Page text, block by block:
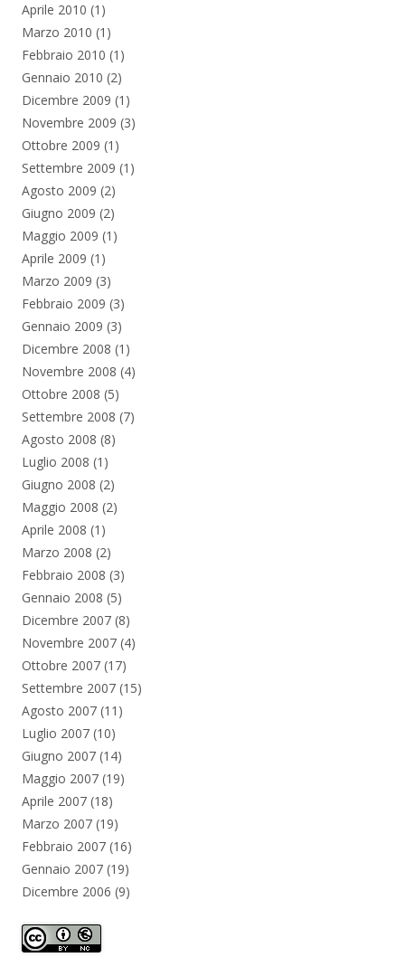
Aprile 2010 (1)
Marzo 2010 (1)
Febbraio 2010 (1)
Gennaio 2010 (2)
Dicembre 2009 (1)
Novembre 2009 (3)
Ottobre 2009 (1)
Settembre 2009 (1)
Agosto 2009 (2)
Giugno 2009 (2)
Maggio 2009 (1)
Aprile 2009 (1)
Marzo 2009 (3)
Febbraio 2009 (3)
Gennaio 2009 (3)
Dicembre 2008 (1)
Novembre 2008 (4)
Ottobre 2008 (5)
Settembre 2008 (7)
Agosto 2008 (8)
Luglio 2008 (1)
Giugno 2008 (2)
Maggio 2008 (2)
Aprile 2008 (1)
Marzo 2008 (2)
Febbraio 2008 (3)
Gennaio 2008 (5)
Dicembre 2007 (8)
Novembre 2007 (4)
Ottobre 2007 (17)
Settembre 2007 (15)
Agosto 2007 (11)
Luglio 2007 (10)
Giugno 2007 (14)
Maggio 2007 (19)
Aprile 2007 (18)
Marzo 2007 (19)
Febbraio 2007 (16)
Gennaio 2007 (19)
Dicembre 2006 (9)